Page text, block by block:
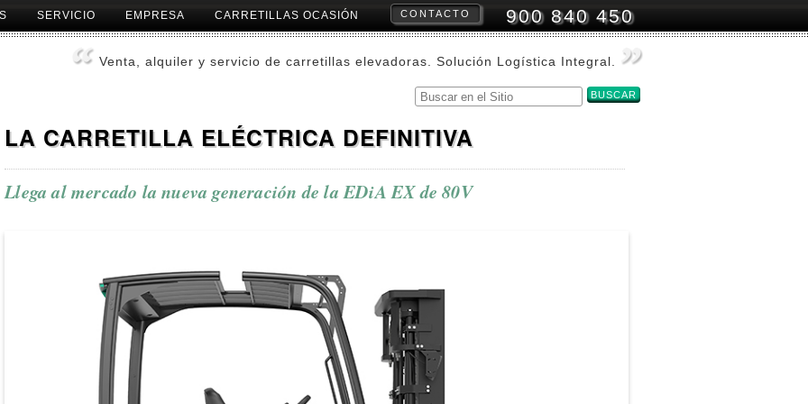
Herramientas
Personales
SERVICIO EMPRESA CARRETILLAS OCASIÓN
Buscar
CONTACTO 900 840 450
Venta, alquiler y servicio de carretillas elevadoras. Solución Logística Integral.
LA CARRETILLA ELÉCTRICA DEFINITIVA
Llega al mercado la nueva generación de la EDiA EX de 80V